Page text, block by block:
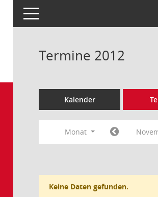
Toggle navigation
Termine 2012
Kalender
Monat
Keine Daten gefunden.